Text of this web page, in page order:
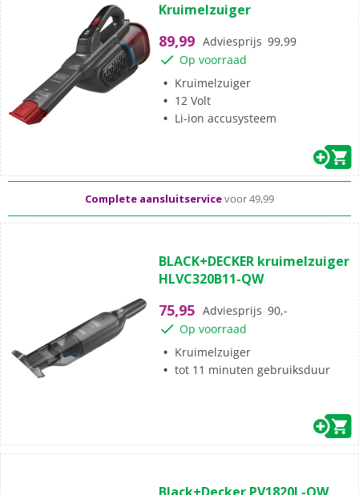
de
sterren.
Kruimelzuiger
89,99 Adviesprijs 99,99
Op voorraad
Kruimelzuiger
12 Volt
Li-ion accusysteem
Complete aansluitservicevoor 49,99
van
de
sterren.
BLACK+DECKER kruimelzuiger
HLVC320B11-QW
75,95 Adviesprijs 90,-
Op voorraad
Kruimelzuiger
tot 11 minuten gebruiksduur